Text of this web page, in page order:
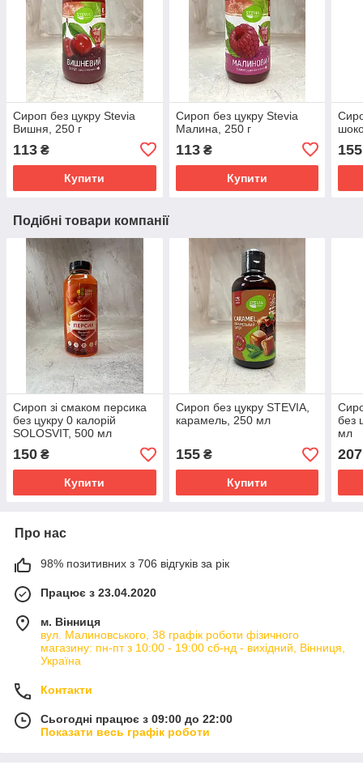
Сироп без цукру Stevia
Вишня, 250 г
113 ₴
Купити
Сироп без цукру Stevia
Малина, 250 г
113₴
Купити
155
Подібні товари компанії
Сироп зі смаком персика
без цукру 0 калорій
SOLOSVIT, 500 мл
150 ₴
Купити
Сироп без цукру STEVIA,
карамель, 250 мл
155₴
Купити
без
мл
207
Про нас
98% позитивних з 706 відгуків за рік
Працює з 23.04.2020
м. Вінниця
вул. Малиновського, 38 графік роботи фізичного
магазину: пн-пт з 10:00 - 19:00 сб-нд - вихідний, Вінниця,
Україна
Контакти
Сьогодні працює з 09:00 до 22:00
Показати весь графік роботи